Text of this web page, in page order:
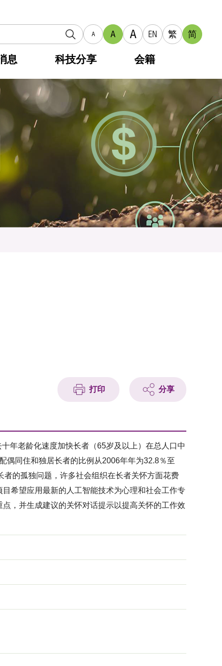
A A A EN 繁 简
息 科技分享 会籍
打印 分享
年老龄化速度加快长者（65岁及以上）在总人口中
偶同住和独居长者的比例从2006年年为32.8％至
的孤独问题，许多社会组织在长者关怀方面花费
希望应用最新的人工智能技术为心理和社会工作专
，并生成建议的关怀对话提示以提高关怀的工作效